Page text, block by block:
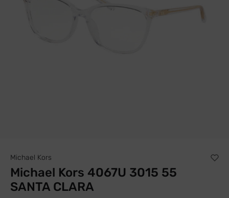
Michael Kors
Michael Kors 4067U 3015 55
SANTA CLARA